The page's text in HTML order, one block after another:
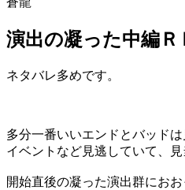
演出の凝った中編Ｒ
ネタバレ多めです。
多分一番いいエンドとバッド
イベントなど見逃していて、
開始直後の凝った演出群におお